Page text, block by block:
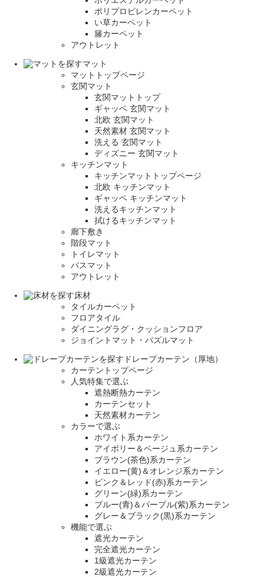
ポリプロピレンカーペット
い草カーペット
籐カーペット
アウトレット
マット
マットトップページ
玄関マット
玄関マットトップ
ギャッベ 玄関マット
北欧 玄関マット
天然素材 玄関マット
洗える 玄関マット
ディズニー 玄関マット
キッチンマット
キッチンマットトップページ
北欧 キッチンマット
ギャッベ キッチンマット
洗えるキッチンマット
拭けるキッチンマット
廊下敷き
階段マット
トイレマット
バスマット
アウトレット
床材
タイルカーペット
フロアタイル
ダイニングラグ・クッションフロア
ジョイントマット・パズルマット
ドレープカーテン（厚地）
カーテントップページ
人気特集で選ぶ
遮熱断熱カーテン
カーテンセット
天然素材カーテン
カラーで選ぶ
ホワイト系カーテン
アイボリー＆ベージュ系カーテン
ブラウン(茶色)系カーテン
イエロー(黄)＆オレンジ系カーテン
ピンク＆レッド(赤)系カーテン
グリーン(緑)系カーテン
ブルー(青)＆パープル(紫)系カーテン
グレー＆ブラック(黒)系カーテン
機能で選ぶ
遮光カーテン
完全遮光カーテン
1級遮光カーテン
2級遮光カーテン